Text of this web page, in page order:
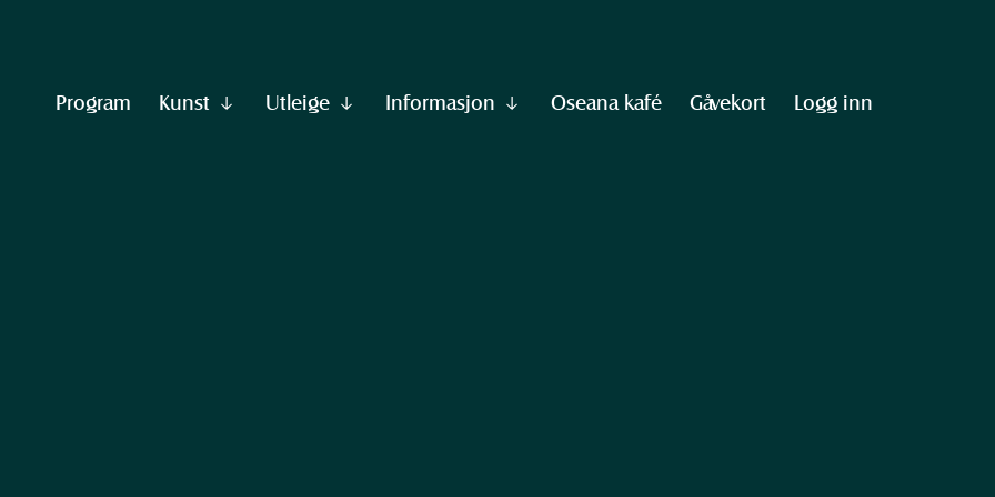
Program Kunst
Vis
Utleige
Vis
Informasjon
Vis
Oseana kafé Gåvekort Logg inn